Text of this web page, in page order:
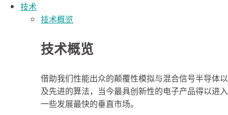
技术
技术概览
技术概览
借助我们性能出众的颠覆性模拟与混合信号半导体以
及先进的算法，当今最具创新性的电子产品得以进入
一些发展最快的垂直市场。